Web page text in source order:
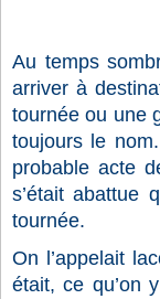
Au temps
arriver à
tournée ou une
toujours le
probable acte
s’était abattue
tournée.
On l’appelait
était, ce qu’on